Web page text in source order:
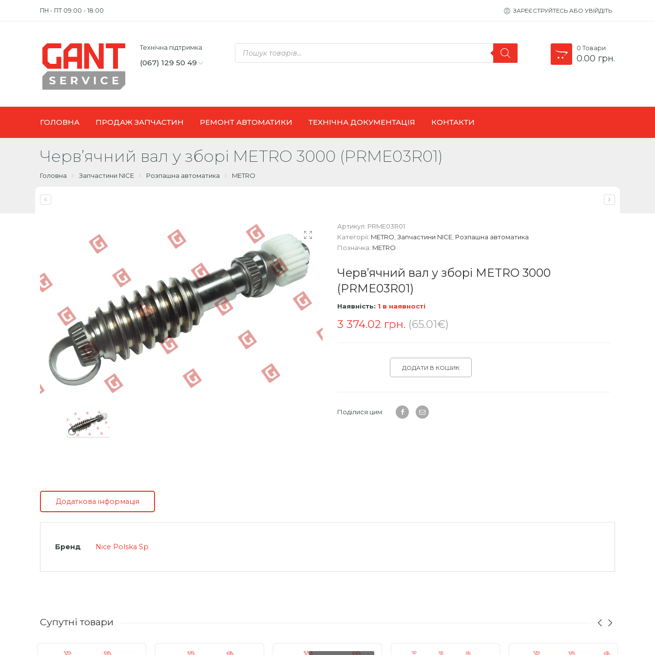
ПН - ПТ 09:00 - 18:00 ЗАРЕЄСТРУЙТЕСЬ АБО УВІЙДІТЬ
Технічна підтримка
(067) 129 50 49
Products
search
0 Товари
0.00 грн.
ГОЛОВНА ПРОДАЖ ЗАПЧАСТИН РЕМОНТ АВТОМАТИКИ ТЕХНІЧНА ДОКУМЕНТАЦІЯ КОНТАКТИ
Черв’ячний вал у зборі METRO 3000 (PRME03R01)
Головна Запчастини NICE Розпашна автоматика METRO
Артикул: PRME03R01
Категорії: METRO Запчастини NICE Розпашна автоматика
Позначка: METRO
Черв’ячний вал у зборі METRO 3000
(PRME03R01)
Наявність: 1 в наявності
3 374.02 грн. (65.01€)
ДОДАТИ В КОШИК
Поділися цим:
Додаткова інформація
Бренд Nice Polska Sp
Супутні товари